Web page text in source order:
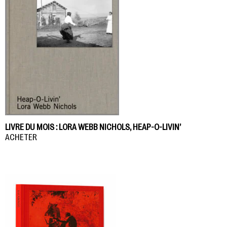
LIVRE DU MOIS : LORA WEBB NICHOLS, HEAP-O-LIVIN’
ACHETER